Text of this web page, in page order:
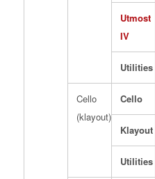
Utmost
IV
Utilities
Cello
(klayout)
Cello
Klayout
Utilities